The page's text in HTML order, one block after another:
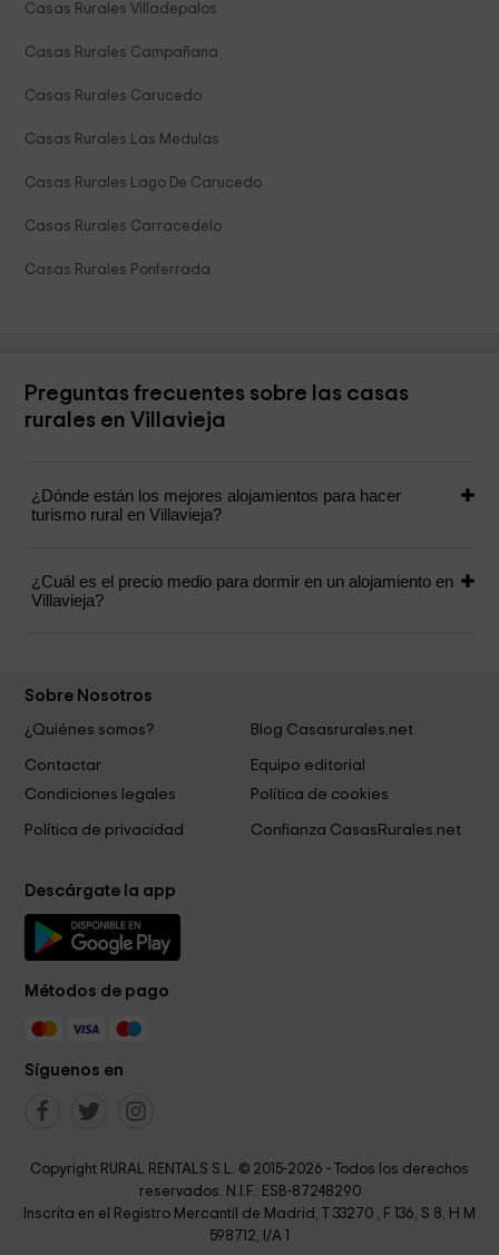
Casas Rurales Villadepalos
Casas Rurales Campañana
Casas Rurales Carucedo
Casas Rurales Las Medulas
Casas Rurales Lago De Carucedo
Casas Rurales Carracedelo
Casas Rurales Ponferrada
Preguntas frecuentes sobre las casas
rurales en Villavieja
¿Dónde están los mejores alojamientos para hacer
turismo rural en Villavieja?
¿Cuál es el precio medio para dormir en un alojamiento en
Villavieja?
Sobre Nosotros
¿Quiénes somos?
Blog Casasrurales.net
Contactar
Equipo editorial
Condiciones legales
Política de cookies
Política de privacidad Confianza CasasRurales.net
Descárgate la app
Métodos de pago
Síguenos en
Copyright RURAL RENTALS S.L. © 2015-2026 - Todos los derechos
reservados. N.I.F.: ESB-87248290
Inscrita en el Registro Mercantil de Madrid, T 33270 , F 136, S 8, H M
598712, I/A 1